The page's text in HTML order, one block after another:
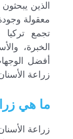
الذين
معقولة
تجمع تركيا
الخبرة،
أفضل
زراعة
ما هي
زراعة